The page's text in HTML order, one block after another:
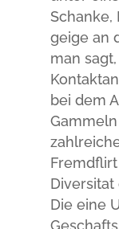
Schanke,
geige an
man
bei dem
Diversitat
Die eine